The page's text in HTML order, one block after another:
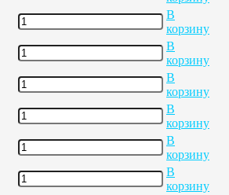
В
корзину
В
корзину
В
корзину
В
корзину
В
корзину
В
корзину